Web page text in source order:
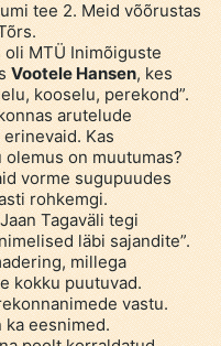
tee 2. Meid võõrustas
MTÜ Inimõiguste
Vootele Hansen, kes
kooselu, perekond”.
arutelude
Kas
on muutumas?
vorme sugupuudes
rohkemgi.
Tagaväli tegi
läbi sajandite”.
millega
kokku puutuvad.
vastu.
ka eesnimed.